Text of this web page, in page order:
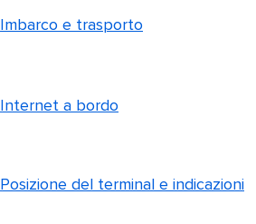
Imbarco e trasporto
Internet a bordo
Posizione del terminal e indicazioni